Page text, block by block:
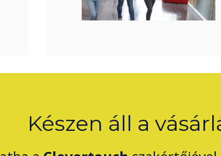
Készen áll a